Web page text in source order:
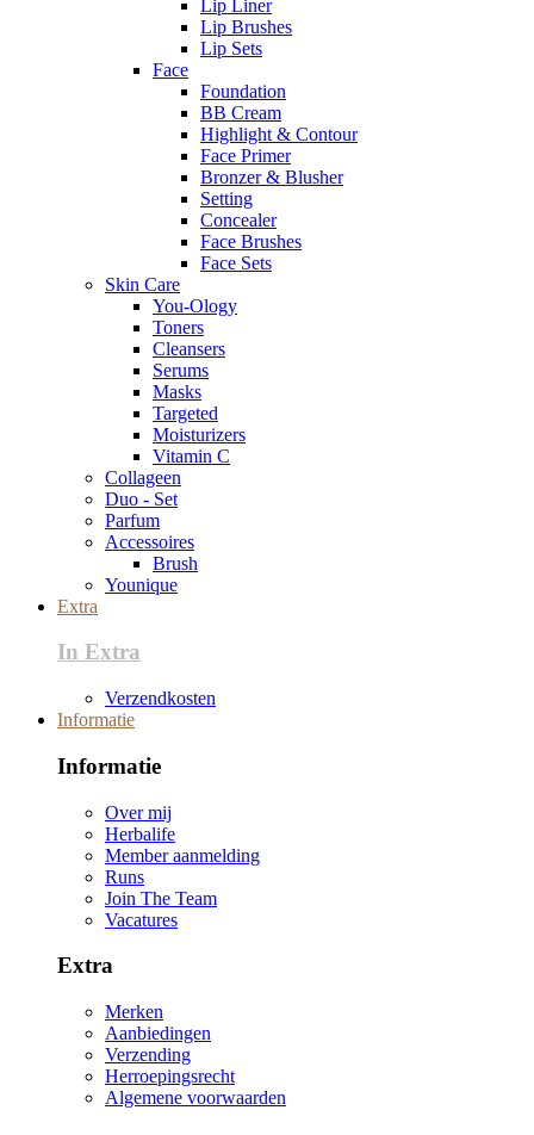
Lip Liner
Lip Brushes
Lip Sets
Face
Foundation
BB Cream
Highlight & Contour
Face Primer
Bronzer & Blusher
Setting
Concealer
Face Brushes
Face Sets
Skin Care
You-Ology
Toners
Cleansers
Serums
Masks
Targeted
Moisturizers
Vitamin C
Collageen
Duo - Set
Parfum
Accessoires
Brush
Younique
Extra
In Extra
Verzendkosten
Informatie
Informatie
Over mij
Herbalife
Member aanmelding
Runs
Join The Team
Vacatures
Extra
Merken
Aanbiedingen
Verzending
Herroepingsrecht
Algemene voorwaarden